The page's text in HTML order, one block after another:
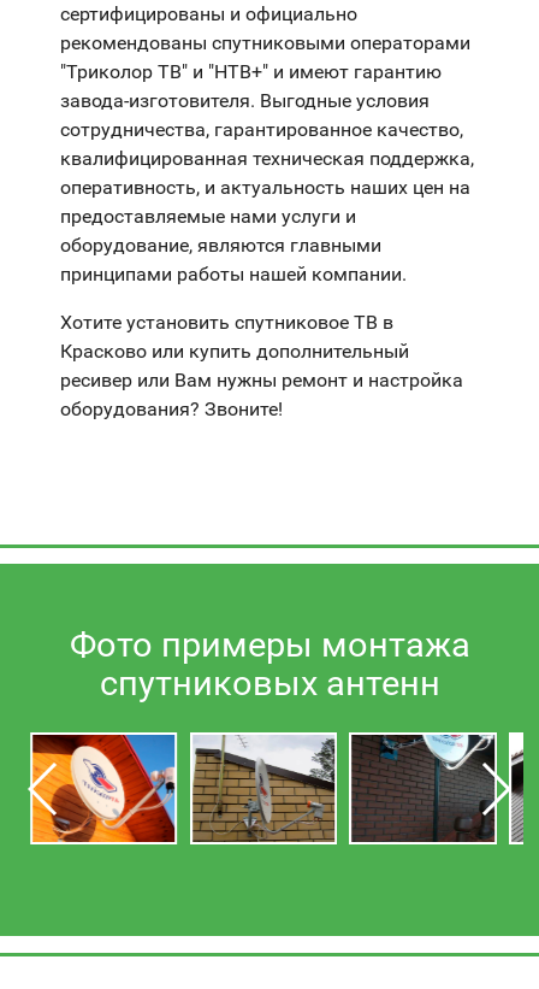
сертифицированы и официально
рекомендованы спутниковыми операторами
"Триколор ТВ" и "НТВ+" и имеют гарантию
завода-изготовителя. Выгодные условия
сотрудничества, гарантированное качество,
квалифицированная техническая поддержка,
оперативность, и актуальность наших цен на
предоставляемые нами услуги и
оборудование, являются главными
принципами работы нашей компании.
Хотите установить спутниковое ТВ в
Красково или купить дополнительный
ресивер или Вам нужны ремонт и настройка
оборудования? Звоните!
Фото примеры монтажа
спутниковых антенн